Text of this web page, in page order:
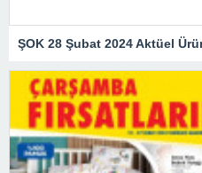
ŞOK 28 Şubat 2024 Aktüel